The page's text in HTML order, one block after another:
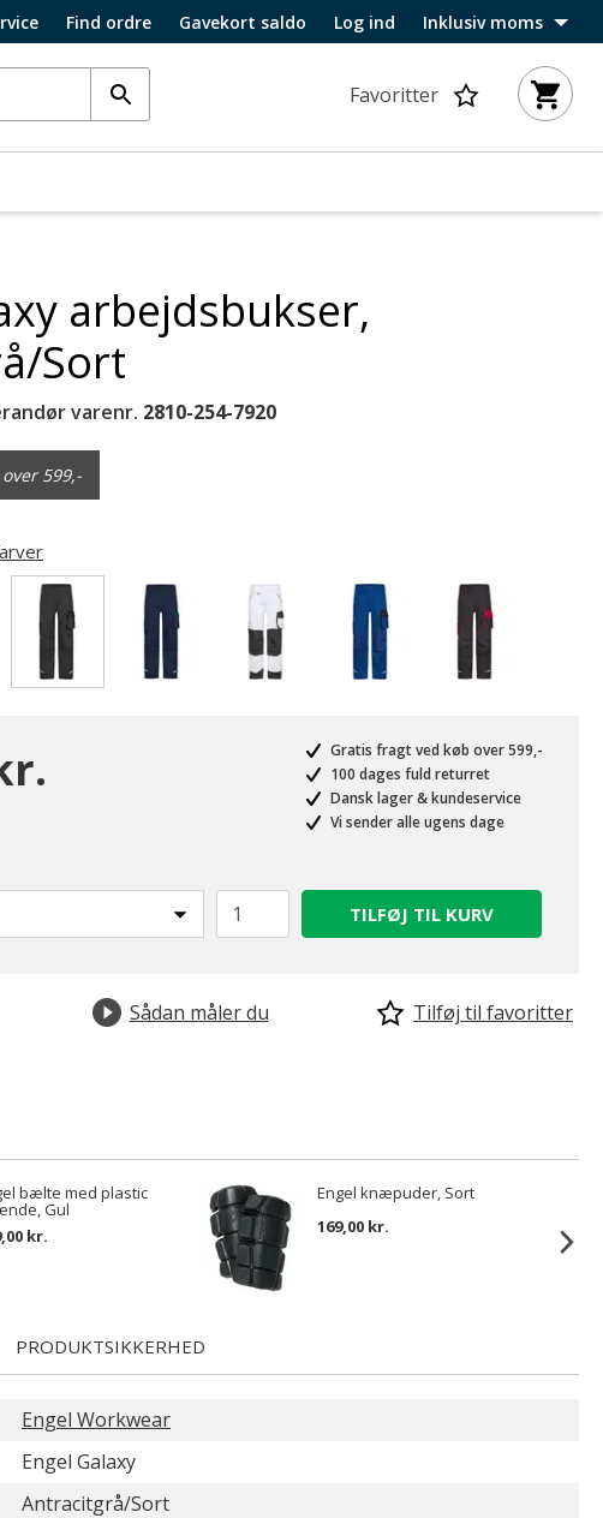
Find ordre Gavekort saldo Log ind Inklusiv moms
Favoritter
arbejdsbukser,
Sort
varenr. 2810-254-7920
599,-
Gratis fragt ved køb over 599,-
100 dages fuld returret
Dansk lager & kundeservice
Vi sender alle ugens dage
TILFØJ TIL KURV
Sådan måler du Tilføj til favoritter
bælte med plastic
Gul
kr.
Engel knæpuder, Sort
169,00 kr.
PRODUKTSIKKERHED
Engel Workwear
Engel Galaxy
Antracitgrå/Sort